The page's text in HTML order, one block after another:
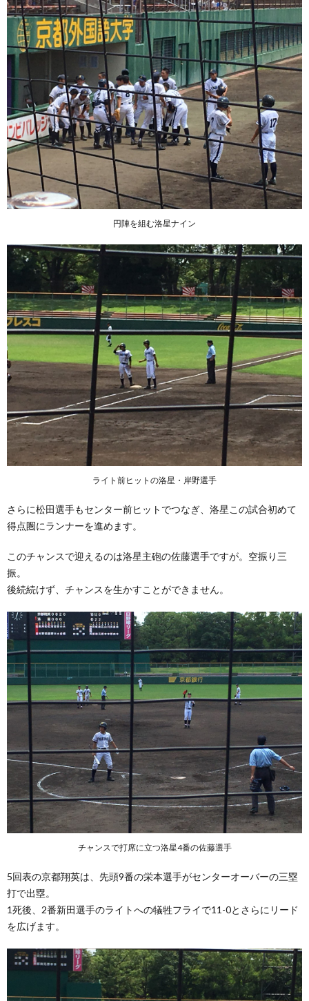
円陣を組む洛星ナイン
ライト前ヒットの洛星・岸野選手
さらに松田選手もセンター前ヒットでつなぎ、洛星この試合初めて
得点圏にランナーを進めます。
このチャンスで迎えるのは洛星主砲の佐藤選手ですが。空振り三
振。
後続続けず、チャンスを生かすことができません。
チャンスで打席に立つ洛星4番の佐藤選手
5回表の京都翔英は、先頭9番の栄本選手がセンターオーバーの三塁
打で出塁。
1死後、2番新田選手のライトへの犠牲フライで11-0とさらにリード
を広げます。